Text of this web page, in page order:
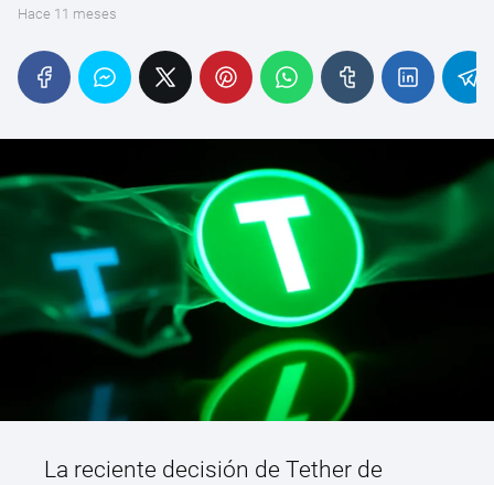
hace 11 meses
La reciente decisión de Tether de